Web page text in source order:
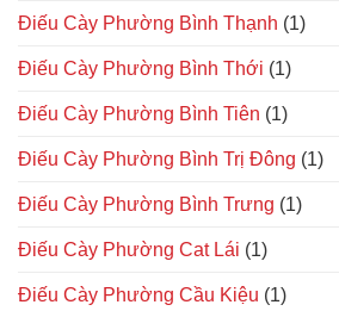
Điếu Cày Phường Bình Thạnh (1)
Điếu Cày Phường Bình Thới (1)
Điếu Cày Phường Bình Tiên (1)
Điếu Cày Phường Bình Trị Đông (1)
Điếu Cày Phường Bình Trưng (1)
Điếu Cày Phường Cat Lái (1)
Điếu Cày Phường Cầu Kiệu (1)